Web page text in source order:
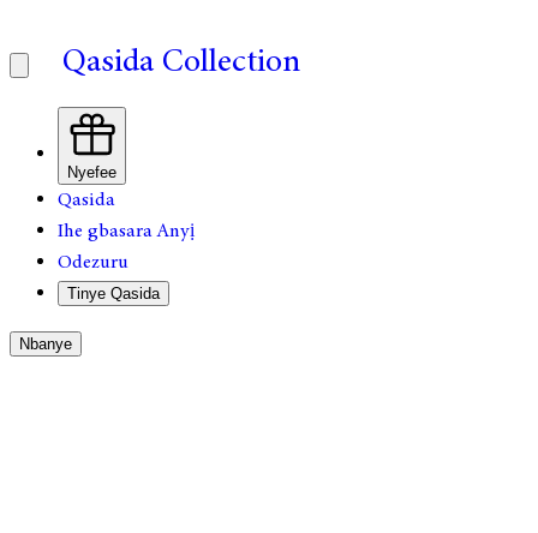
Qasida Collection
Nyefee
Qasida
Ihe gbasara Anyị
Odezuru
Tinye Qasida
Nbanye